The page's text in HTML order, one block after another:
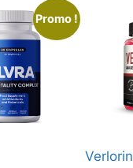
Promo !
Verlorin